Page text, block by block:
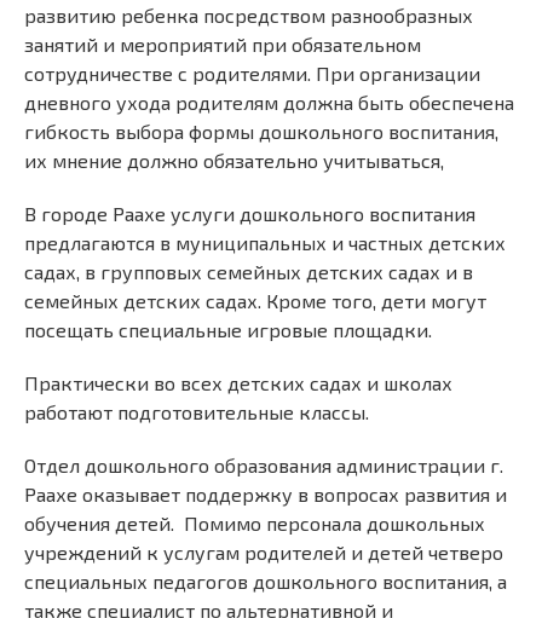
развитию ребенка посредством разнообразных
занятий и мероприятий при обязательном
сотрудничестве с родителями. При организации
дневного ухода родителям должна быть обеспечена
гибкость выбора формы дошкольного воспитания,
их мнение должно обязательно учитываться,
В городе Раахе услуги дошкольного воспитания
предлагаются в муниципальных и частных детских
садах, в групповых семейных детских садах и в
семейных детских садах. Кроме того, дети могут
посещать специальные игровые площадки.
Практически во всех детских садах и школах
работают подготовительные классы.
Отдел дошкольного образования администрации г.
Раахе оказывает поддержку в вопросах развития и
обучения детей. Помимо персонала дошкольных
учреждений к услугам родителей и детей четверо
специальных педагогов дошкольного воспитания, а
также специалист по альтернативной и